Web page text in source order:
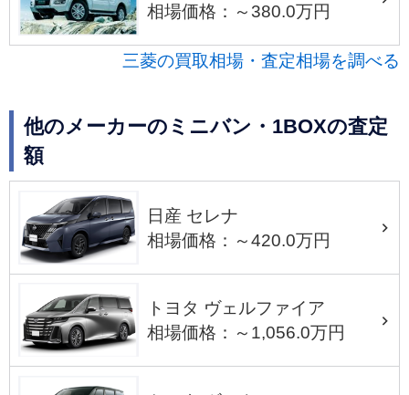
相場価格：～380.0万円
三菱の買取相場・査定相場を調べる
他のメーカーのミニバン・1BOXの査定
額
日産 セレナ
相場価格：～420.0万円
トヨタ ヴェルファイア
相場価格：～1,056.0万円